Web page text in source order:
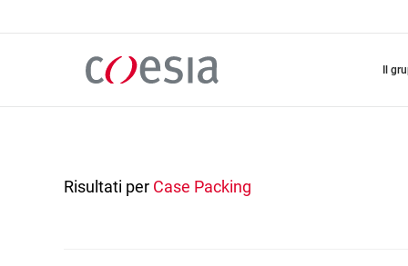
il
Risultati per Case Packing